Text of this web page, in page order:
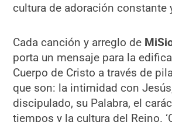
cultura de adoración constante
Cada canción y arreglo de
porta un mensaje para la
Cuerpo de Cristo a través de
que son: la intimidad con
discipulado, su Palabra, el
tiempos y la cultura del Reino.